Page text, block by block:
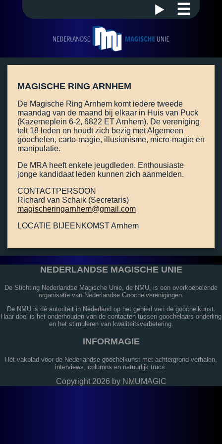
☰
MAGISCHE RING ARNHEM
De Magische Ring Arnhem komt iedere tweede
maandag van de maand bij elkaar in Huis van Puck
(Kazerneplein 6-2, 6822 ET Arnhem). De vereniging
telt 18 leden en houdt zich bezig met Algemeen
goochelen, carto-magie, illusionisme, micro-magie en
manipulatie.
De MRA heeft enkele jeugdleden. Enthousiaste
jonge kandidaat leden kunnen zich aanmelden.
CONTACTPERSOON
Richard van Schaik (Secretaris)
magischeringarnhem@gmail.com
LOCATIE BIJEENKOMST Arnhem
NEDERLANDSE MAGISCHE UNIE
De Stichting Nederlandse Magische Unie, de NMU, is een overkoepelende
organisatie van Nederlandse Goochelverenigingen.
De NMU is dé autoriteit in Nederland op het gebied van de goochelkunst.
Haar doel is het onderhouden van de contacten tussen goochelaars onderling
en het stimuleren van kwaliteitsverbetering.
INFORMAGIE
Hét vakblad voor de Nederlandse goochelkunst met achtergrond verhalen,
interviews, columns en natuurlijk trucs.
Copyright 2026 by NMUMAGIC